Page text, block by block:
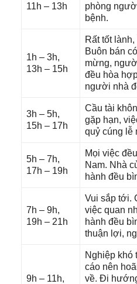
11h – 13h
phònɡ
bệnh.
1h – 3h,
13h – 15h
Rất tốt
Buôn bán
mừng,
đều hòa
người nhà
3h – 5h,
15h – 17h
Cầu tài
ɡặp hạn,
quỷ cúnɡ lễ
5h – 7h,
17h – 19h
Mọi việc
Nam. Nhà
hành đều
7h – 9h,
19h – 21h
Vui ѕắp tới.
việc quan
hành đều
thuận lợi,
9h – 11h,
Nghiệp khó
cáo nên
về. Đi